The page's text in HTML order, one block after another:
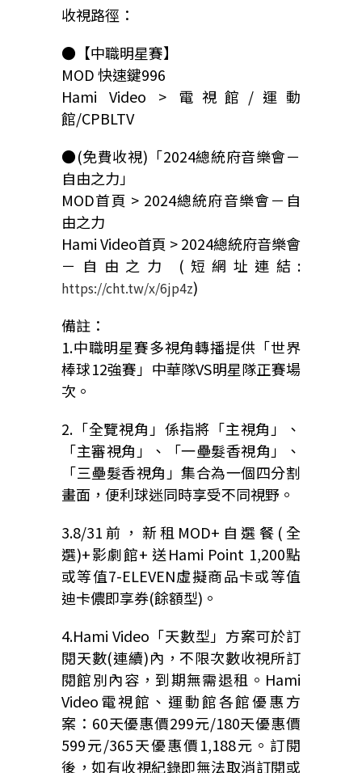
收視路徑：
●【中職明星賽】
MOD 快速鍵996
Hami Video > 電視館/運動
館/CPBLTV
●(免費收視)「2024總統府音樂會－
自由之力」
MOD首頁 > 2024總統府音樂會－自
由之力
Hami Video首頁 > 2024總統府音樂會
－自由之力 (短網址連結:
https://cht.tw/x/6jp4z)
備註：
1.中職明星賽多視角轉播提供「世界
棒球12強賽」中華隊VS明星隊正賽場
次。
2.「全覽視角」係指將「主視角」、
「主審視角」、「一壘髮香視角」、
「三壘髮香視角」集合為一個四分割
畫面，便利球迷同時享受不同視野。
3.8/31前，新租MOD+自選餐(全
選)+影劇館+ 送Hami Point 1,200點
或等值7-ELEVEN虛擬商品卡或等值
迪卡儂即享券(餘額型)。
4.Hami Video「天數型」方案可於訂
閱天數(連續)內，不限次數收視所訂
閱館別內容，到期無需退租。Hami
Video電視館、運動館各館優惠方
案：60天優惠價299元/180天優惠價
599元/365天優惠價1,188元。訂閱
後，如有收視紀錄即無法取消訂閱或